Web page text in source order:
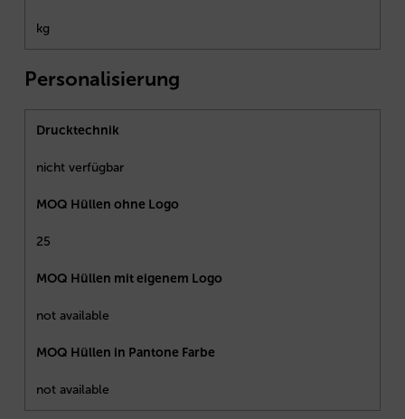
kg
Personalisierung
Drucktechnik
nicht verfügbar
MOQ Hüllen ohne Logo
25
MOQ Hüllen mit eigenem Logo
not available
MOQ Hüllen in Pantone Farbe
not available